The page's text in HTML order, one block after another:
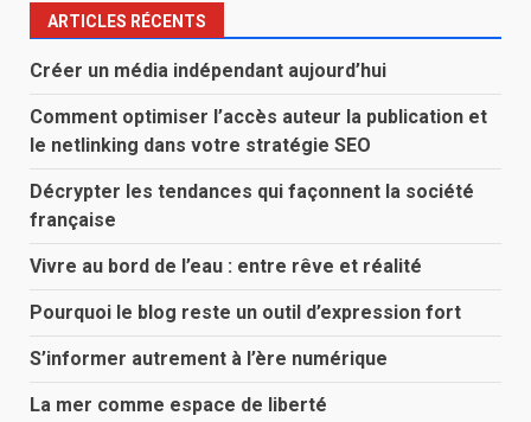
ARTICLES RÉCENTS
Créer un média indépendant aujourd’hui
Comment optimiser l’accès auteur la publication et
le netlinking dans votre stratégie SEO
Décrypter les tendances qui façonnent la société
française
Vivre au bord de l’eau : entre rêve et réalité
Pourquoi le blog reste un outil d’expression fort
S’informer autrement à l’ère numérique
La mer comme espace de liberté